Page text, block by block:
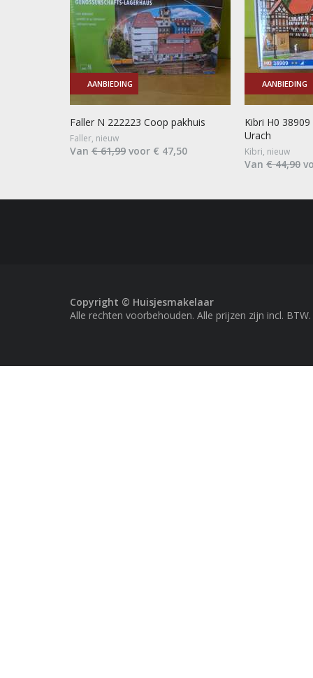
AANBIEDING
Faller N 222223 Coop pakhuis
Faller, nieuw
Van € 61,99 voor € 47,50
AANBIEDING
Kibri H0
Urach
Kibri, nieuw
Van € 44,90
Copyright © Huisjesmakelaar
Alle rechten voorbehouden. Alle prijzen zijn incl. BTW.